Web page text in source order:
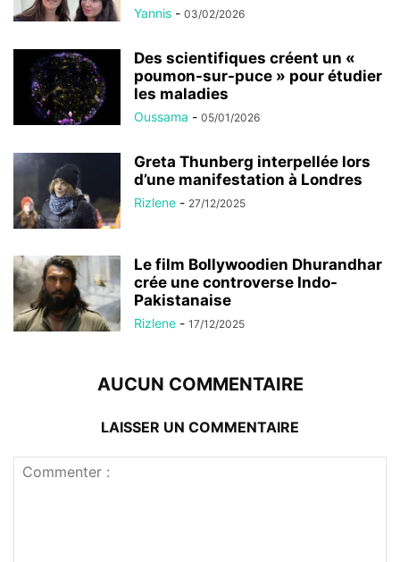
Yannis - 03/02/2026
Des scientifiques créent un «
poumon-sur-puce » pour étudier
les maladies
Oussama - 05/01/2026
Greta Thunberg interpellée lors
d’une manifestation à Londres
Rizlene - 27/12/2025
Le film Bollywoodien Dhurandhar
crée une controverse Indo-
Pakistanaise
Rizlene - 17/12/2025
AUCUN COMMENTAIRE
LAISSER UN COMMENTAIRE